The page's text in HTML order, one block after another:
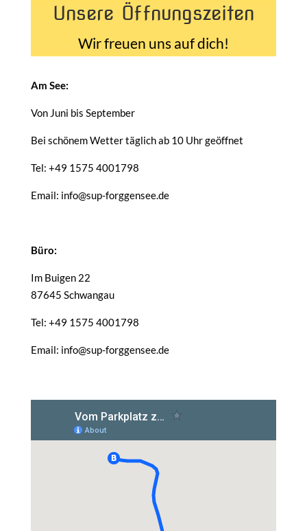
Unsere Öffnungszeiten
Wir freuen uns auf dich!
Am See:
Von Juni bis September
Bei schönem Wetter täglich ab 10 Uhr geöffnet
Tel: +49 1575 4001798
Email: info@sup-forggensee.de
Büro:
Im Buigen 22
87645 Schwangau
Tel: +49 1575 4001798
Email: info@sup-forggensee.de